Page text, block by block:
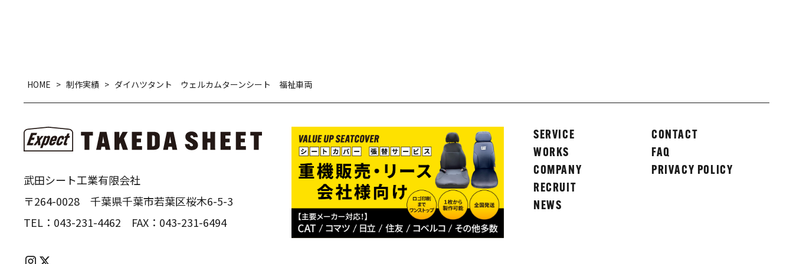
HOME > 制作実績 > ダイハツタント ウェルカムターンシート 福祉車両
武田シート工業有限会社
〒264-0028 千葉県千葉市若葉区桜木6-5-3
TEL： 043-231-4462 FAX： 043-231-6494
SERVICE
WORKS
COMPANY
RECRUIT
NEWS
CONTACT
FAQ
PRIVACY POLICY